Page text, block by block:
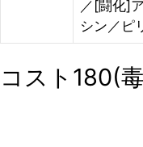
／[闘化]
シン／ピ
コスト180(